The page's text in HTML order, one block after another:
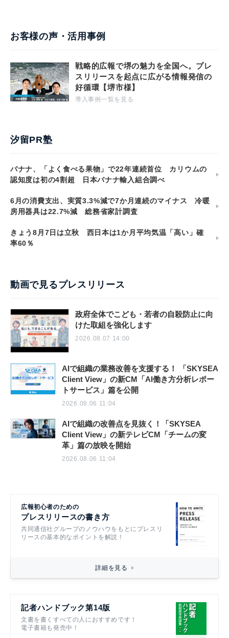
お客様の声・活用事例
戦略的広報で堺の魅力を全国へ。プレ
スリリースを起点に広がる情報発信の
好循環【堺市様】
導入事例一覧を見る
汐留PR塾
バナナ、「よく食べる果物」で22年連続首位 カリウムの
認知度は初の4割超 日本バナナ輸入組合調べ
6月の消費支出、実質3.3%減で7か月連続のマイナス 冷暖
房用器具は22.7%減 総務省家計調査
きょう8月7日は立秋 西日本は1か月平均気温「高い」確
率60％
動画で見るプレスリリース
政府全体でこども・若者の自殺防止に向
けた取組を強化します
2026.08.07 14:00
AIで組織の業務改善を支援する！ 「SKYSEA
Client View」の新CM「AI働き方分析レポー
トサービス」篇を公開
2026.08.06 11:04
AIで組織の改善点を見抜く！「SKYSEA
Client View」の新テレビCM「チームの変
革」篇の放映を開始
2026.08.06 11:04
広報初心者のための
プレスリリースの書き方
共同通信社グループのノウハウをもとにプレスリ
リースの基本的なポイントを解説！
詳細を見る
記者ハンドブック第14版
文書を書くすべての人におすすめです！
電子書籍も発売中！